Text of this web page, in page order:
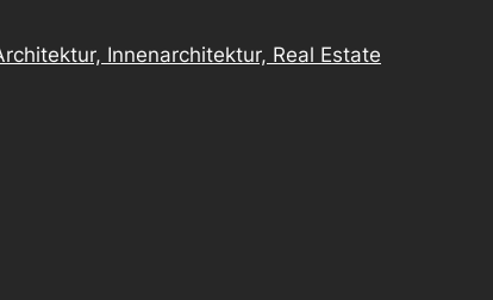
Innenarchitektur, Real Estate